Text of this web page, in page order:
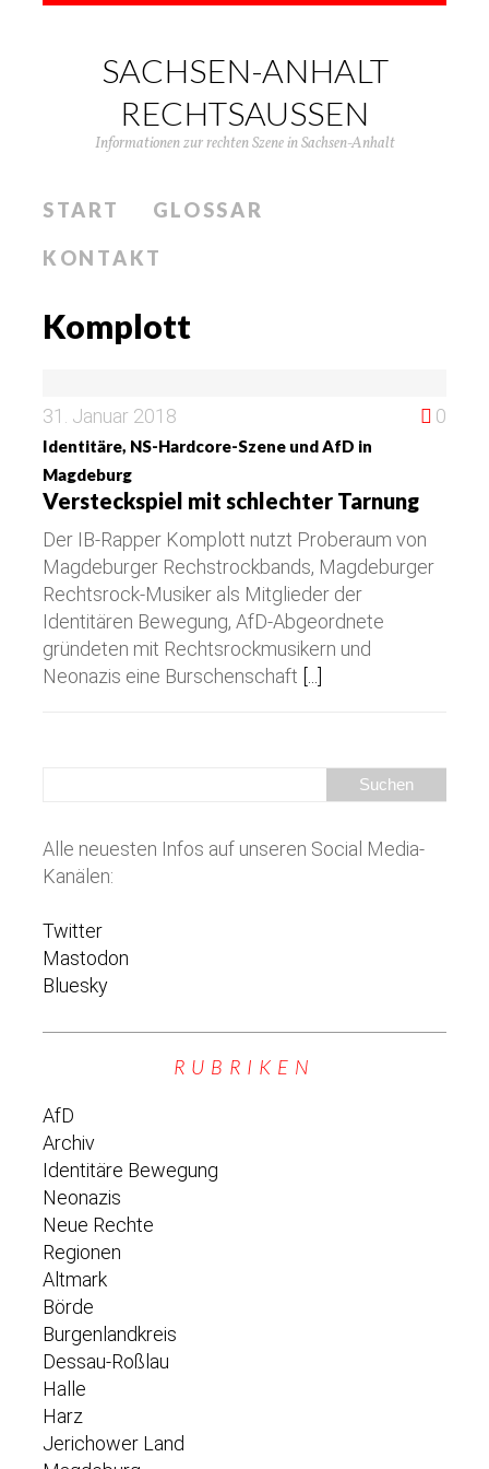
SACHSEN-ANHALT
RECHTSAUSSEN
Informationen zur rechten Szene in Sachsen-Anhalt
START
GLOSSAR
KONTAKT
Komplott
31. Januar 2018 0
Identitäre, NS-Hardcore-Szene und AfD in
Magdeburg
Versteckspiel mit schlechter Tarnung
Der IB-Rapper Komplott nutzt Proberaum von
Magdeburger Rechstrockbands, Magdeburger
Rechtsrock-Musiker als Mitglieder der
Identitären Bewegung, AfD-Abgeordnete
gründeten mit Rechtsrockmusikern und
Neonazis eine Burschenschaft
Alle neuesten Infos auf unseren Social Media-
Kanälen:
Twitter
Mastodon
Bluesky
RUBRIKEN
AfD
Archiv
Identitäre Bewegung
Neonazis
Neue Rechte
Regionen
Altmark
Börde
Burgenlandkreis
Dessau-Roßlau
Halle
Harz
Jerichower Land